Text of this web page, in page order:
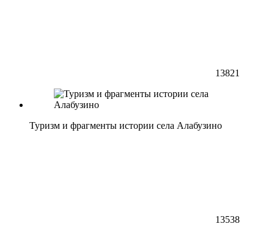
13821
Туризм и фрагменты истории села Алабузино
13538